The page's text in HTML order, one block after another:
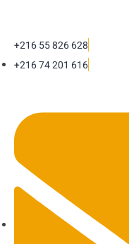
+216 55 826 628
+216 74 201 616